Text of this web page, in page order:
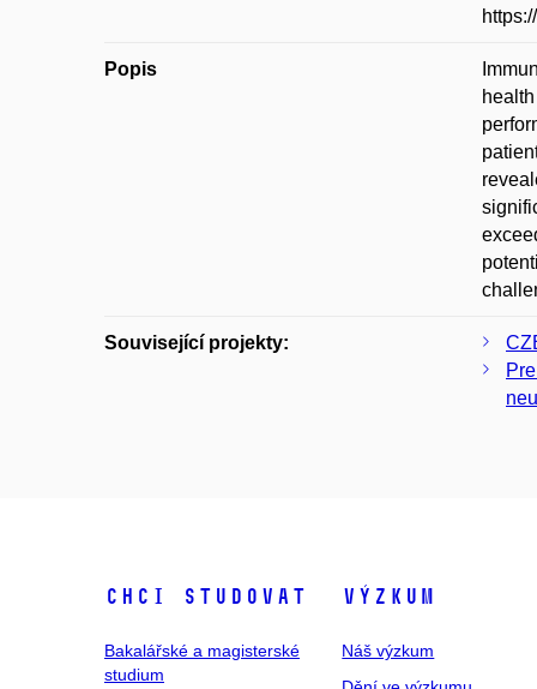
Popis
Související projekty:
Chci studovat
Bakalářské a magisterské
studium
Výzkum
Náš výzkum